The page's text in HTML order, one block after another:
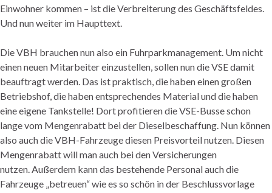
Einwohner kommen – ist die Verbreiterung des Geschäftsfeldes.
Und nun weiter im Haupttext.
Die VBH brauchen nun also ein Fuhrparkmanagement. Um nicht
einen neuen Mitarbeiter einzustellen, sollen nun die VSE damit
beauftragt werden. Das ist praktisch, die haben einen großen
Betriebshof, die haben entsprechendes Material und die haben
eine eigene Tankstelle! Dort profitieren die VSE-Busse schon
lange vom Mengenrabatt bei der Dieselbeschaffung. Nun können
also auch die VBH-Fahrzeuge diesen Preisvorteil nutzen. Diesen
Mengenrabatt will man auch bei den Versicherungen
nutzen. Außerdem kann das bestehende Personal auch die
Fahrzeuge „betreuen“ wie es so schön in der Beschlussvorlage